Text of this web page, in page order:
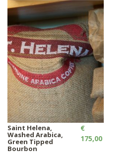
Saint Helena,
Washed Arabica,
Green Tipped
Bourbon
€
175,00